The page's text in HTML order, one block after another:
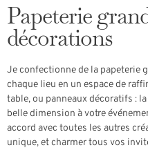
Papeterie
décorations
Je confectionne de la papeterie
chaque lieu en un espace de
table, ou panneaux décoratifs :
belle dimension à votre
accord avec toutes les autres
unique, et charmer tous vos